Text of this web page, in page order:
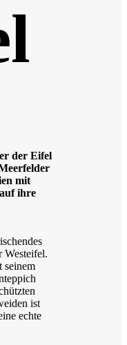
der Eifel
mit
ihre
Westeifel.
seinem
ist
echte